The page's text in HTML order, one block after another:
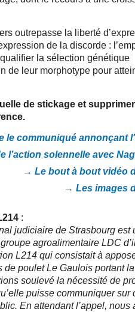
outrepasse la liberté
de la discorde :
la sélection génétique
de leur morphotype pour
de stickage et
le communiqué annonçant
l’action solennelle avec
→ Le bout à bout vidéo
→ Les images
:
judiciaire de Strasbourg est
agroalimentaire LDC
L214 qui consistait à
poulet Le Gaulois portant
soulevé la nécessité de
puisse communiquer sur
En attendant l’appel, nous